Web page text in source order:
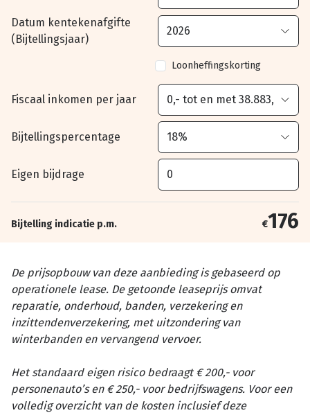
Datum kentekenafgifte
(Bijtellingsjaar)
Loonheffingskorting
Fiscaal inkomen per jaar
Bijtellingspercentage
Eigen bijdrage
Bijtelling indicatie p.m. €176
De prijsopbouw van deze aanbieding is gebaseerd op
operationele lease. De getoonde leaseprijs omvat
reparatie, onderhoud, banden, verzekering en
inzittendenverzekering, met uitzondering van
winterbanden en vervangend vervoer.
Het standaard eigen risico bedraagt € 200,- voor
personenauto’s en € 250,- voor bedrijfswagens. Voor een
volledig overzicht van de kosten inclusief deze